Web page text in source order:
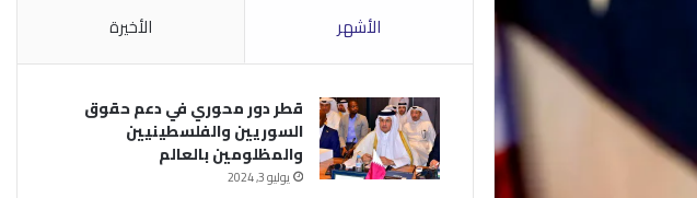
الأشهر الأخيرة
قطر دور محوري في دعم حقوق
السوريين والفلسطينيين
والمظلومين بالعالم
يوليو 3, 2024